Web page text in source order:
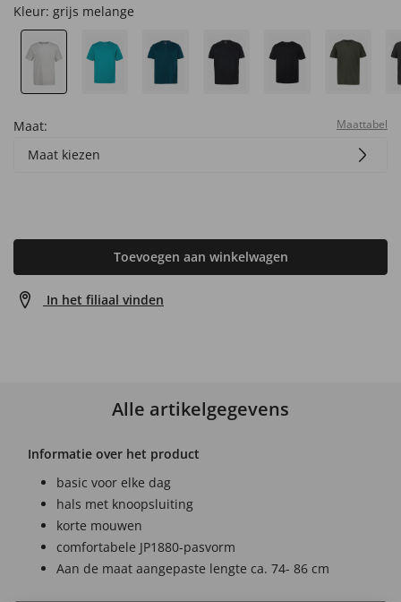
Kleur: grijs melange
Maat: Maattabel
Maat kiezen
Toevoegen aan winkelwagen
In het filiaal vinden
Alle artikelgegevens
Informatie over het product
basic voor elke dag
hals met knoopsluiting
korte mouwen
comfortabele JP1880-pasvorm
Aan de maat aangepaste lengte ca. 74- 86 cm